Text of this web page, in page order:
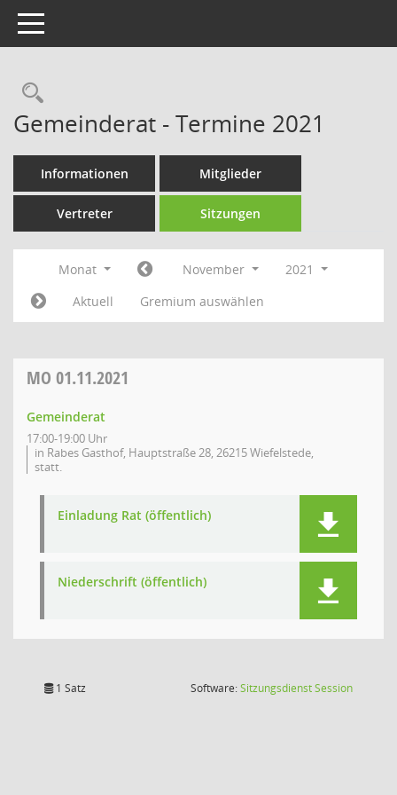
Toggle navigation
Rechercheauswahl
Gemeinderat - Termine 2021
Informationen Mitglieder
Vertreter Sitzungen
Monat November
2021
Aktuell
Gremium auswählen
MO 01.11.2021
Gemeinderat
17:00-19:00 Uhr
in Rabes Gasthof, Hauptstraße 28, 26215 Wiefelstede,
statt.
Einladung Rat (öffentlich)
Niederschrift (öffentlich)
1 Satz Software:SitzungsdienstSession(Wird in